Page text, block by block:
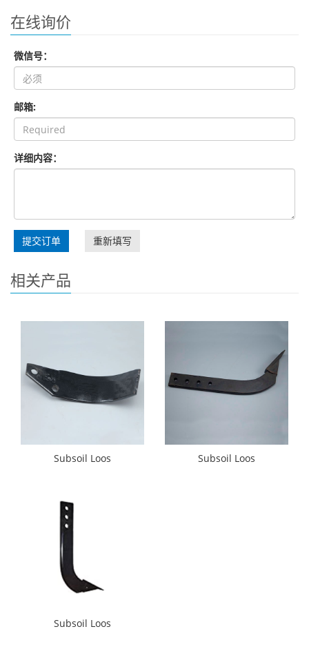
在线询价
微信号：
邮箱:
详细内容：
提交订单 重新填写
相关产品
Subsoil Loos Subsoil Loos
Subsoil Loos